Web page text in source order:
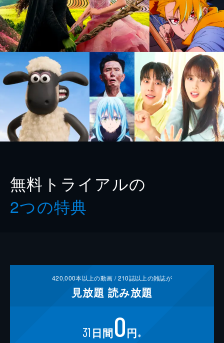
無料トライアルの
2つの特典
420,000本以上の動画 /210誌以上の雑誌が
見放題 読み放題
31 日間0円 ※